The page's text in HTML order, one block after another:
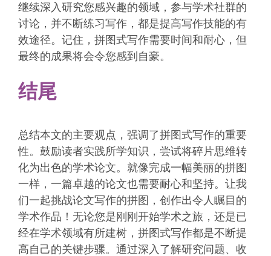
继续深入研究您感兴趣的领域，参与学术社群的
讨论，并不断练习写作，都是提高写作技能的有
效途径。记住，拼图式写作需要时间和耐心，但
最终的成果将会令您感到自豪。
结尾
总结本文的主要观点，强调了拼图式写作的重要
性。鼓励读者实践所学知识，尝试将碎片思维转
化为出色的学术论文。就像完成一幅美丽的拼图
一样，一篇卓越的论文也需要耐心和坚持。让我
们一起挑战论文写作的拼图，创作出令人瞩目的
学术作品！无论您是刚刚开始学术之旅，还是已
经在学术领域有所建树，拼图式写作都是不断提
高自己的关键步骤。通过深入了解研究问题、收